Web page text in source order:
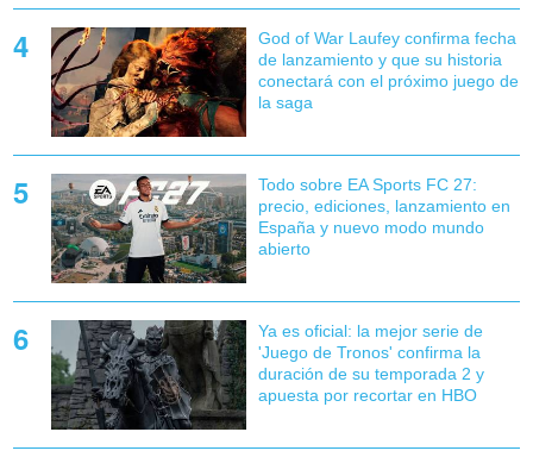
God of War Laufey confirma fecha
de lanzamiento y que su historia
conectará con el próximo juego de
la saga
Todo sobre EA Sports FC 27:
precio, ediciones, lanzamiento en
España y nuevo modo mundo
abierto
Ya es oficial: la mejor serie de
'Juego de Tronos' confirma la
duración de su temporada 2 y
apuesta por recortar en HBO